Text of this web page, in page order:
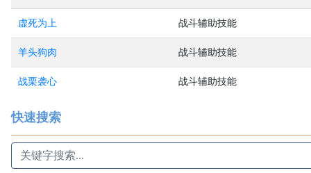
虚死为上 战斗辅助技能
羊头狗肉 战斗辅助技能
战栗袭心 战斗辅助技能
快速搜索